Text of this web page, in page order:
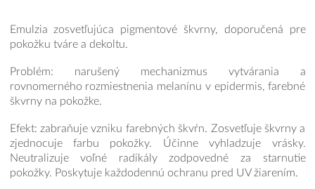
Emulzia zosvetľujúca pigmentové škvrny, doporučená pre
pokožku tváre a dekoltu.
Problém: narušený mechanizmus vytvárania a
rovnomerného rozmiestnenia melanínu v epidermis, farebné
škvrny na pokožke.
Efekt: zabraňuje vzniku farebných škvŕn. Zosvetľuje škvrny a
zjednocuje farbu pokožky. Účinne vyhladzuje vrásky.
Neutralizuje voľné radikály zodpovedné za starnutie
pokožky. Poskytuje každodennú ochranu pred UV žiarením.